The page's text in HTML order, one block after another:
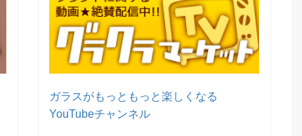
ガラスがもっともっと楽しくなる
YouTubeチャンネル